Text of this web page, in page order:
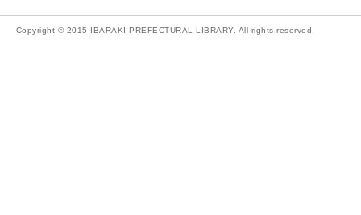
Copyright © 2015-IBARAKI PREFECTURAL LIBRARY. All rights reserved.